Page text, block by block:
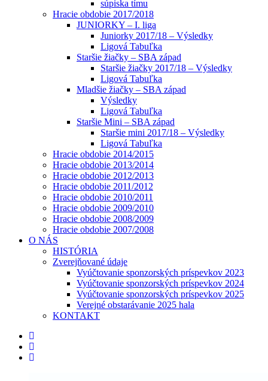
súpiska tímu
Hracie obdobie 2017/2018
JUNIORKY – I. liga
Juniorky 2017/18 – Výsledky
Ligová Tabuľka
Staršie žiačky – SBA západ
Staršie žiačky 2017/18 – Výsledky
Ligová Tabuľka
Mladšie žiačky – SBA západ
Výsledky
Ligová Tabuľka
Staršie Mini – SBA západ
Staršie mini 2017/18 – Výsledky
Ligová Tabuľka
Hracie obdobie 2014/2015
Hracie obdobie 2013/2014
Hracie obdobie 2012/2013
Hracie obdobie 2011/2012
Hracie obdobie 2010/2011
Hracie obdobie 2009/2010
Hracie obdobie 2008/2009
Hracie obdobie 2007/2008
O NÁS
HISTÓRIA
Zverejňované údaje
Vyúčtovanie sponzorských príspevkov 2023
Vyúčtovanie sponzorských príspevkov 2024
Vyúčtovanie sponzorských príspevkov 2025
Verejné obstarávanie 2025 hala
KONTAKT